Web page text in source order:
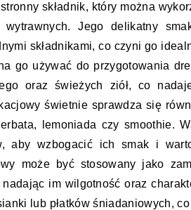
składnik, który można
Jego delikatny
składnikami, co czyni go
go używać do przygotowania
oraz świeżych ziół, co
świetnie sprawdza się
lemoniada czy smoothie.
aby wzbogacić ich smak i
może być stosowany jako
im wilgotność oraz
lub płatków śniadaniowych,